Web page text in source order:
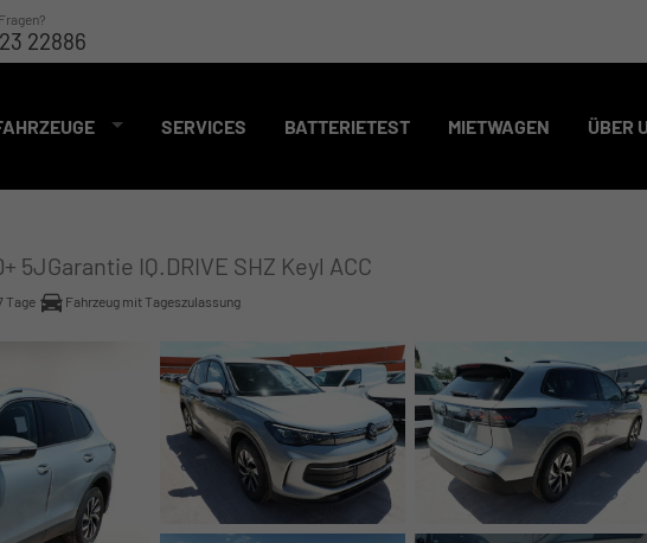
22886
SERVICES BATTERIETEST MIETWAGEN ÜBER
5JGarantie IQ.DRIVE SHZ Keyl ACC
Tage Fahrzeug mit Tageszulassung